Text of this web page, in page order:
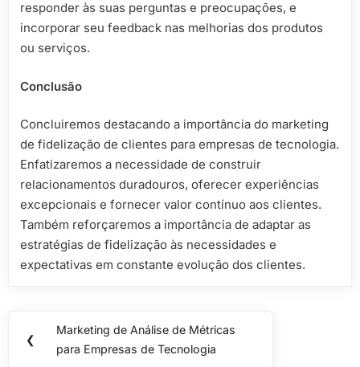
responder às suas perguntas e preocupações, e
incorporar seu feedback nas melhorias dos produtos
ou serviços.
Conclusão
Concluiremos destacando a importância do marketing
de fidelização de clientes para empresas de tecnologia.
Enfatizaremos a necessidade de construir
relacionamentos duradouros, oferecer experiências
excepcionais e fornecer valor contínuo aos clientes.
Também reforçaremos a importância de adaptar as
estratégias de fidelização às necessidades e
expectativas em constante evolução dos clientes.
Navegação
de❮
Previous
Post:
Marketing de Análise de Métricas
para Empresas de Tecnologia